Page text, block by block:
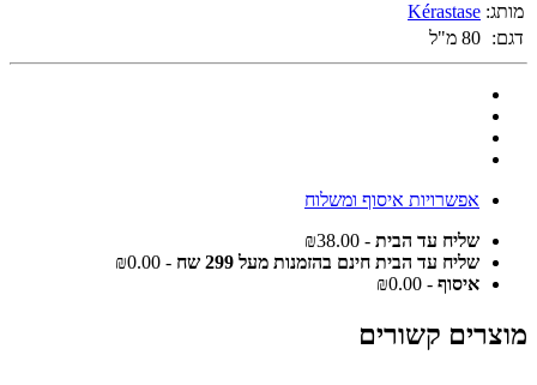
מותג: Kérastase
דגם: 80 מ"ל
אפשרויות איסוף ומשלוח
שליח עד הבית - ₪38.00
שליח עד הבית חינם בהזמנות מעל 299 שח
- ₪0.00
איסוף - ₪0.00
מוצרים קשורים